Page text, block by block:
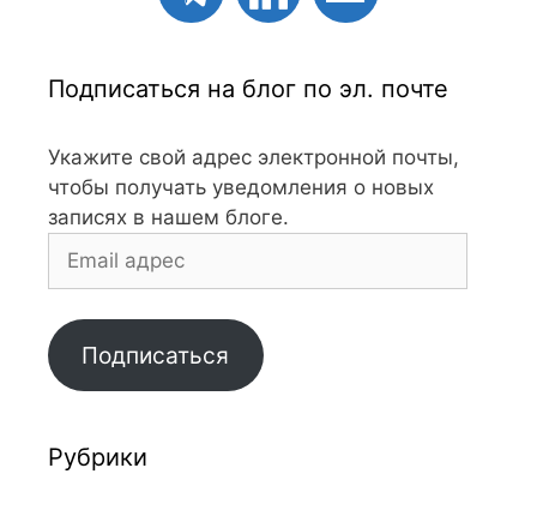
Подписаться на блог по эл. почте
Укажите свой адрес электронной почты,
чтобы получать уведомления о новых
записях в нашем блоге.
адрес
Подписаться
Рубрики